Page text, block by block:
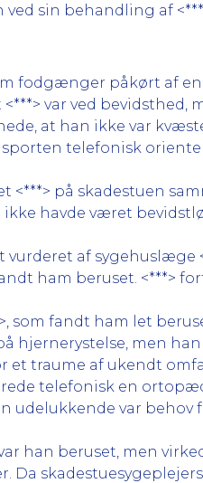
sin behandling af
fodgænger påkørt af
var ved
at han ikke var
telefonisk
<***> på skadestuen
havde været
vurderet af
ham beruset. <***>
som fandt ham let
hjernerystelse, men
et traume af ukendt
telefonisk en
udelukkende var behov
han beruset, men